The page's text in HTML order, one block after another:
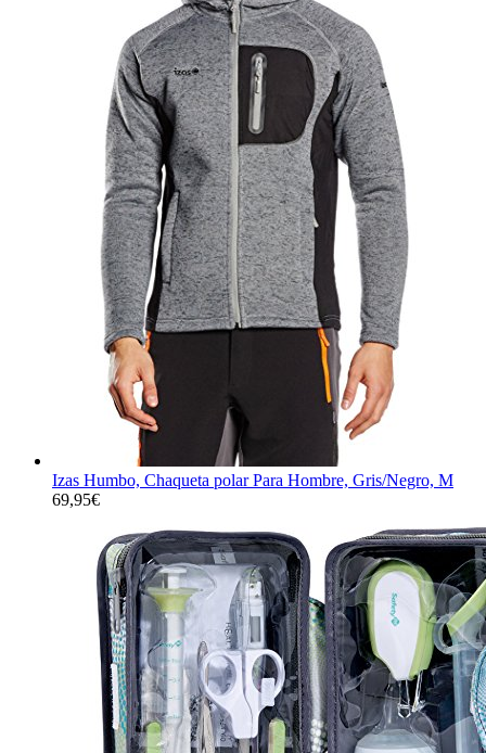
Izas Humbo, Chaqueta polar Para Hombre, Gris/Negro, M
69,95€